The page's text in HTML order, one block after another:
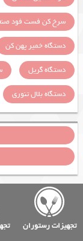
سرخ کن فست فود
دستگاه خمیر پهن کن
دستگاه گریل
دستگاه بلال تنوری
تجهیزات رستوران